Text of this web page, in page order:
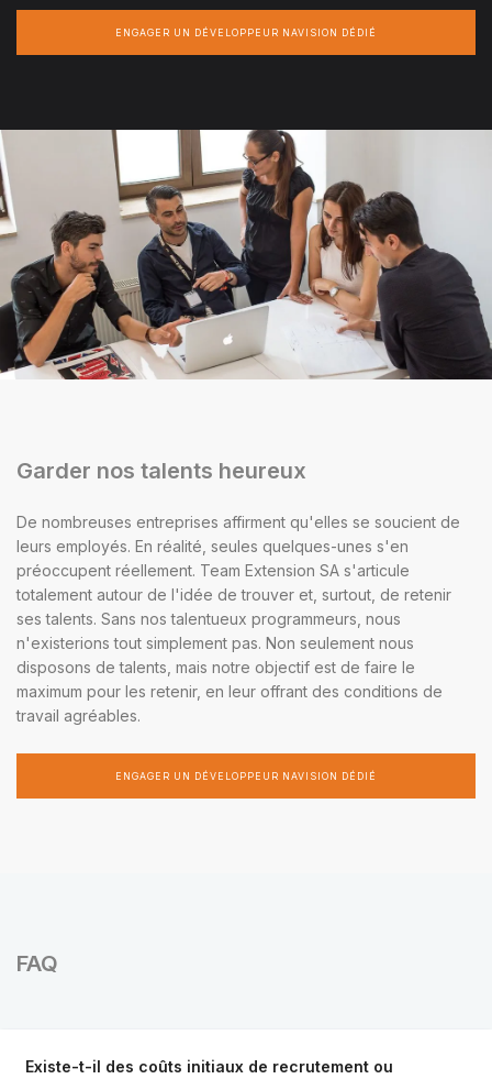
ENGAGER UN DÉVELOPPEUR NAVISION DÉDIÉ
Garder nos talents heureux
De nombreuses entreprises affirment qu'elles se soucient de
leurs employés. En réalité, seules quelques-unes s'en
préoccupent réellement. Team Extension SA s'articule
totalement autour de l'idée de trouver et, surtout, de retenir
ses talents. Sans nos talentueux programmeurs, nous
n'existerions tout simplement pas. Non seulement nous
disposons de talents, mais notre objectif est de faire le
maximum pour les retenir, en leur offrant des conditions de
travail agréables.
ENGAGER UN DÉVELOPPEUR NAVISION DÉDIÉ
FAQ
Existe-t-il des coûts initiaux de recrutement ou